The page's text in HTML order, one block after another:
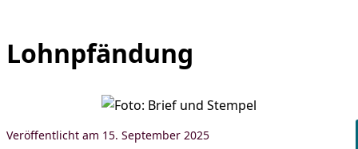
Lohnpfändung
15. September 2025